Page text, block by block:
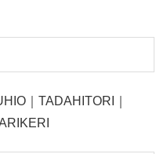
｜TADAHITORI｜